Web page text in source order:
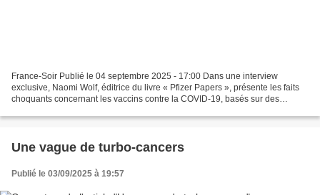
France-Soir Publié le 04 septembre 2025 - 17:00 Dans une interview
exclusive, Naomi Wolf, éditrice du livre « Pfizer Papers », présente les faits
choquants concernant les vaccins contre la COVID-19, basés sur des
Une vague de turbo-cancers
Publié le 03/09/2025 à 19:57